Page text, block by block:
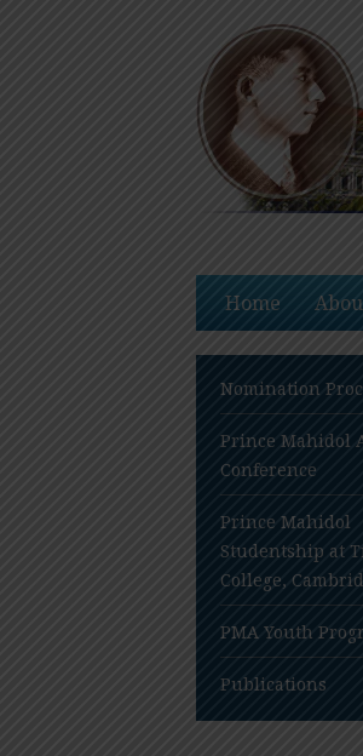
Home
Nomination
Prince Mahidol
Conference
Prince Mahidol
Studentship at
College,
PMA Youth
Publications